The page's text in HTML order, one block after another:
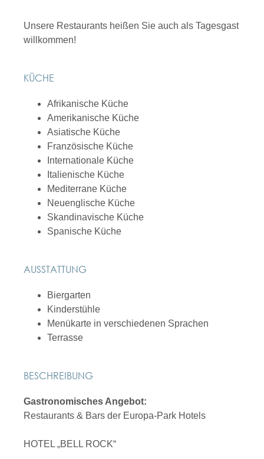
Unsere Restaurants heißen Sie auch als Tagesgast
willkommen!
KÜCHE
Afrikanische Küche
Amerikanische Küche
Asiatische Küche
Französische Küche
Internationale Küche
Italienische Küche
Mediterrane Küche
Neuenglische Küche
Skandinavische Küche
Spanische Küche
AUSSTATTUNG
Biergarten
Kinderstühle
Menükarte in verschiedenen Sprachen
Terrasse
BESCHREIBUNG
Gastronomisches Angebot:
Restaurants & Bars der Europa-Park Hotels
HOTEL „BELL ROCK“